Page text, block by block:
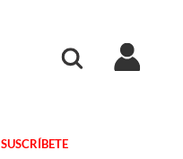
SUSCRÍBETE